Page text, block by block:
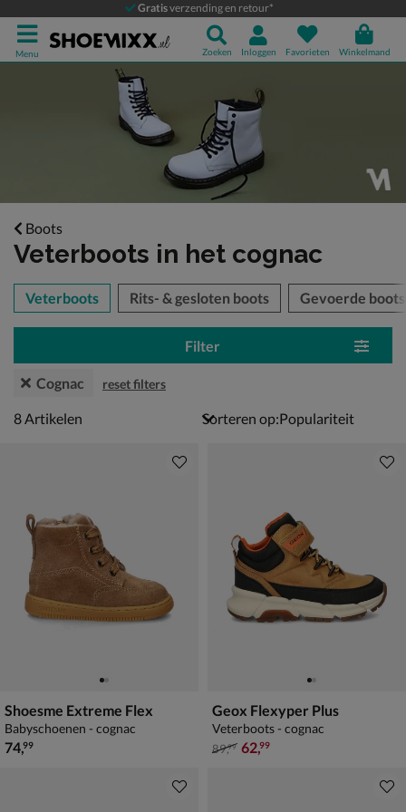
Gratisverzending en retour*
Menu Zoeken Inloggen Favorieten Winkelmand
Boots
Veterboots in het cognac
over
Veterboots Rits- & gesloten boots Gevoerde boots
Filter
Cognac reset filters
8 artikelen
8 Artikelen Sorteren op:
Shoesme Extreme Flex
Babyschoenen - cognac
€ 74,99
74,99
Geox Flexyper Plus
Veterboots - cognac
van € 89,99 voor € 62,99
89,99 62,99